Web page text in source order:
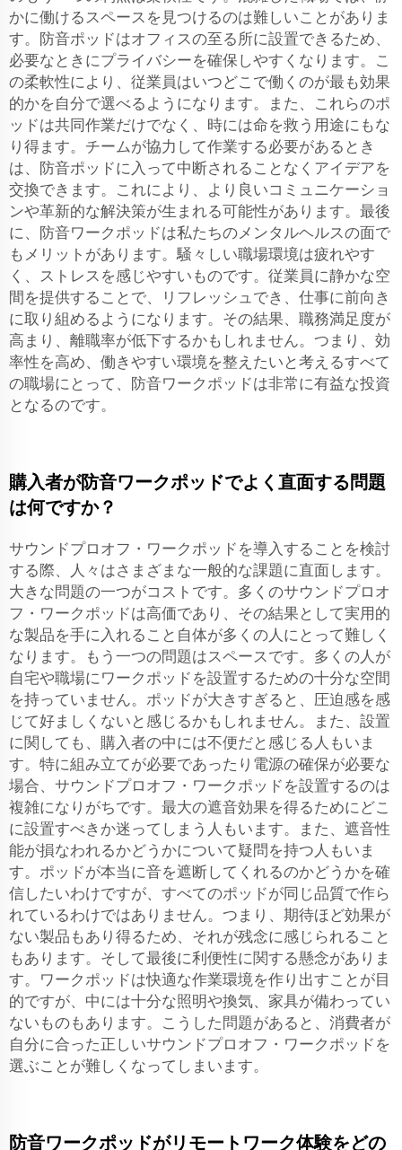
かに働けるスペースを見つけるのは難しいことがありま
す。防音ポッドはオフィスの至る所に設置できるため、
必要なときにプライバシーを確保しやすくなります。こ
の柔軟性により、従業員はいつどこで働くのが最も効果
的かを自分で選べるようになります。また、これらのポ
ッドは共同作業だけでなく、時には命を救う用途にもな
り得ます。チームが協力して作業する必要があるとき
は、防音ポッドに入って中断されることなくアイデアを
交換できます。これにより、より良いコミュニケーショ
ンや革新的な解決策が生まれる可能性があります。最後
に、防音ワークポッドは私たちのメンタルヘルスの面で
もメリットがあります。騒々しい職場環境は疲れやす
く、ストレスを感じやすいものです。従業員に静かな空
間を提供することで、リフレッシュでき、仕事に前向き
に取り組めるようになります。その結果、職務満足度が
高まり、離職率が低下するかもしれません。つまり、効
率性を高め、働きやすい環境を整えたいと考えるすべて
の職場にとって、防音ワークポッドは非常に有益な投資
となるのです。
購入者が防音ワークポッドでよく直面する問題
は何ですか？
サウンドプロオフ・ワークポッドを導入することを検討
する際、人々はさまざまな一般的な課題に直面します。
大きな問題の一つがコストです。多くのサウンドプロオ
フ・ワークポッドは高価であり、その結果として実用的
な製品を手に入れること自体が多くの人にとって難しく
なります。もう一つの問題はスペースです。多くの人が
自宅や職場にワークポッドを設置するための十分な空間
を持っていません。ポッドが大きすぎると、圧迫感を感
じて好ましくないと感じるかもしれません。また、設置
に関しても、購入者の中には不便だと感じる人もいま
す。特に組み立てが必要であったり電源の確保が必要な
場合、サウンドプロオフ・ワークポッドを設置するのは
複雑になりがちです。最大の遮音効果を得るためにどこ
に設置すべきか迷ってしまう人もいます。また、遮音性
能が損なわれるかどうかについて疑問を持つ人もいま
す。ポッドが本当に音を遮断してくれるのかどうかを確
信したいわけですが、すべてのポッドが同じ品質で作ら
れているわけではありません。つまり、期待ほど効果が
ない製品もあり得るため、それが残念に感じられること
もあります。そして最後に利便性に関する懸念がありま
す。ワークポッドは快適な作業環境を作り出すことが目
的ですが、中には十分な照明や換気、家具が備わってい
ないものもあります。こうした問題があると、消費者が
自分に合った正しいサウンドプロオフ・ワークポッドを
選ぶことが難しくなってしまいます。
防音ワークポッドがリモートワーク体験をどの